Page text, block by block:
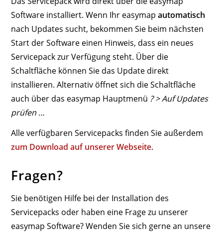
Software installiert. Wenn Ihr easymapautomatisch
nach Updates sucht, bekommen Sie beim nächsten
Start der Software einen Hinweis, dass ein neues
Servicepack zur Verfügung steht. Über die
Schaltfläche können Sie das Update direkt
installieren. Alternativ öffnet sich die Schaltfläche
auch über das easymap Hauptmenü ? > Auf Updates
prüfen …
Alle verfügbaren Servicepacks finden Sie außerdem
zum Download auf unserer Webseite.
Fragen?
Sie benötigen Hilfe bei der Installation des
Servicepacks oder haben eine Frage zu unserer
easymap Software? Wenden Sie sich gerne an unsere